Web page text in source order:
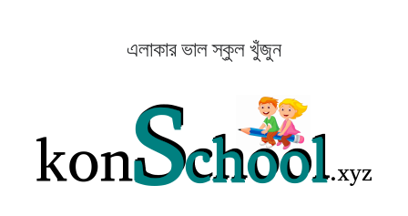
এলাকার ভাল স্কুল খুঁজুন